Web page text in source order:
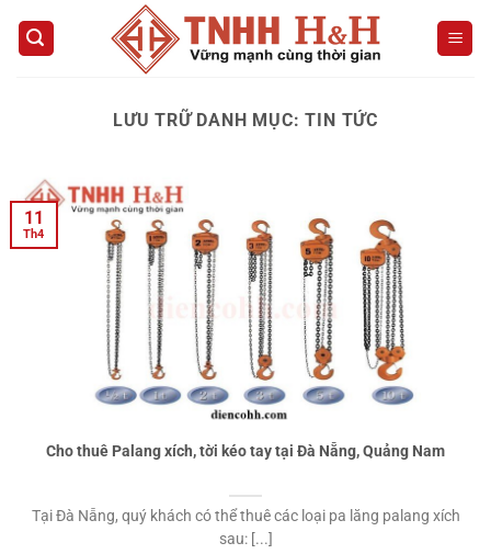
qua
LƯU TRỮ DANH MỤC:TIN TỨC
Cho thuê Palang xích, tời kéo tay tại Đà Nẵng, Quảng Nam
Tại Đà Nẵng, quý khách có thể thuê các loại pa lăng palang xích
sau: [...]
11
Th4